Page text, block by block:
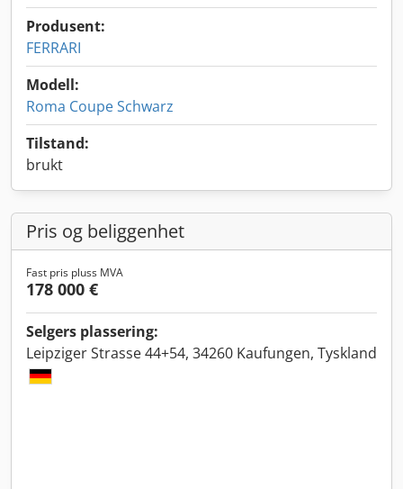
Produsent:
FERRARI
Modell:
Roma Coupe Schwarz
Tilstand:
brukt
Pris og beliggenhet
Fast pris pluss MVA
178 000 €
Selgers plassering:
Leipziger Strasse 44+54, 34260 Kaufungen, Tyskland